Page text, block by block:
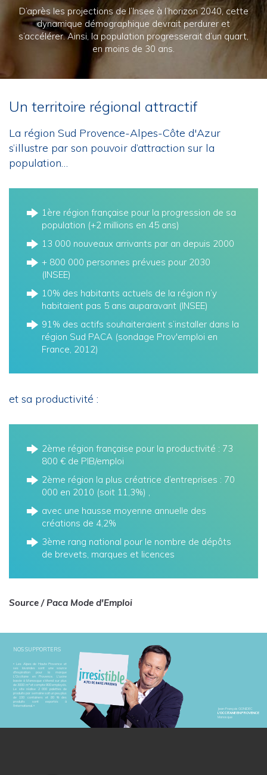
D’après les projections de l’Insee à l’horizon 2040, cette
dynamique démographique devrait perdurer et
s’accélérer. Ainsi, la population progresserait d’un quart,
en moins de 30 ans.
Un territoire régional attractif
La région Sud Provence-Alpes-Côte d'Azur
s’illustre par son pouvoir d’attraction sur la
population…
1ère région française pour la progression de sa
population (+2 millions en 45 ans)
13 000 nouveaux arrivants par an depuis 2000
+ 800 000 personnes prévues pour 2030
(INSEE)
10% des habitants actuels de la région n’y
habitaient pas 5 ans auparavant (INSEE)
91% des actifs souhaiteraient s’installer dans la
région Sud PACA (sondage Prov'emploi en
France, 2012)
et sa productivité :
2ème région française pour la productivité : 73
800 € de PIB/emploi
2ème région la plus créatrice d’entreprises : 70
000 en 2010 (soit 11,3%) ,
avec une hausse moyenne annuelle des
créations de 4,2%
3ème rang national pour le nombre de dépôts
de brevets, marques et licences
Source / Paca Mode d'Emploi
NOS SUPPORTERS
« Les Alpes de Haute Provence et
ses lavandes sont une source
d'inspiration pour la marque
L'Occitane en Provence. L'usine
basée à Manosque s'étend sur plus
de 3000 m² et compte 900 employés.
Le site réalise 2 000 palettes de
produits par semaine soit un peu plus
de 100 containers et 80 % des
produits sont exportés à
l'international. »
Jean-François GONIDEC
L'OCCITANE EN PROVENCE
Manosque